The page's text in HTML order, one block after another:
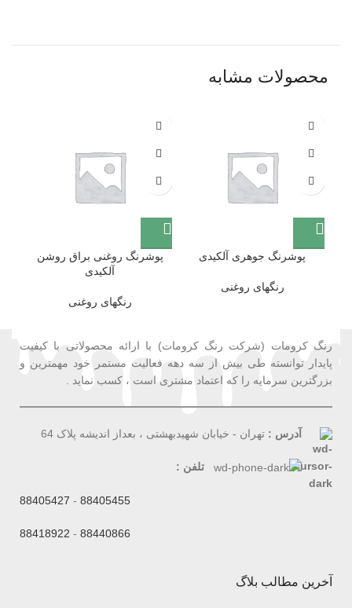
محصولات مشابه
پوشرنگ جوهری آلکیدی
رنگهای روغنی
پوشرنگ روغنی براق روشن
آلکیدی
رنگهای روغنی
رنگ کرومات (شرکت رنگ کرومات) با ارائه محصولاتی با کیفیت
پایدار توانسته طی بیش از سه دهه فعالیت مستمر خود مهمترین و
بزرگترین سرمایه را که اعتماد مشتری است ، کسب نماید .
آدرس : تهران - خیابان شهیدبهشتی ، بعداز اندیشه پلاک 64
تلفن :
88405455
-
88405427
88440866
-
88418922
آخرین مطالب بلاگ